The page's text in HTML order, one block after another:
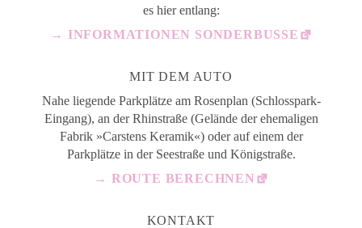
es hier entlang:
→ INFORMATIONEN SONDERBUSSE
MIT DEM AUTO
Nahe liegende Parkplätze am Rosenplan (Schlosspark-
Eingang), an der Rhinstraße (Gelände der ehemaligen
Fabrik »Carstens Keramik«) oder auf einem der
Parkplätze in der Seestraße und Königstraße.
→ ROUTE BERECHNEN
KONTAKT